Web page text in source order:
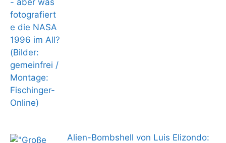
Alien-Bombshell von Luis Elizondo: